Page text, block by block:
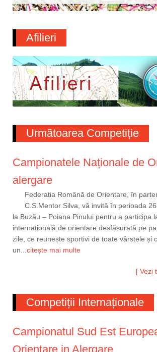
Afilieri
Următoarea Competiție
Campionatele Naționale de
alergare
Federația Română de Orientare, în
C.S.Mentor Silva, vă invită în perioada
la Buzău – Poiana Pinului pentru a participa
internațională de orientare desfășurată pe
zile, ce reunește sportivi de toate vârstele și
un...citește mai multe
[ Vezi
Competiții Internaționale
Campionatul Sud Est
Orientare in Alergare